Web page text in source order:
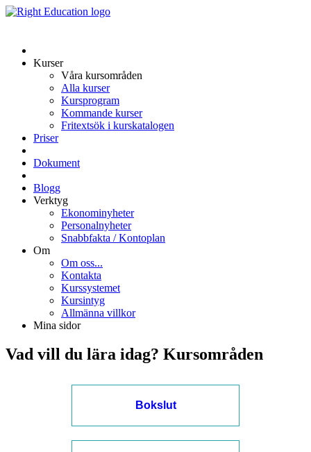
Kurser
Våra kursområden
Alla kurser
Kursprogram
Kommande kurser
Fritextsök i kurskatalogen
Priser
Dokument
Blogg
Verktyg
Ekonominyheter
Personalnyheter
Snabbfakta / Kontoplan
Om
Om oss...
Kontakta
Kurssystemet
Kursintyg
Allmänna villkor
Mina sidor
Vad vill du lära idag? Kursområden
Bokslut